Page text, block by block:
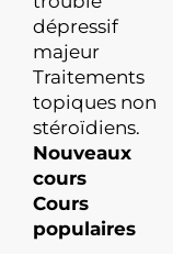
dépressif
majeur
Traitements
topiques non
stéroïdiens.
Nouveaux
cours
Cours
populaires